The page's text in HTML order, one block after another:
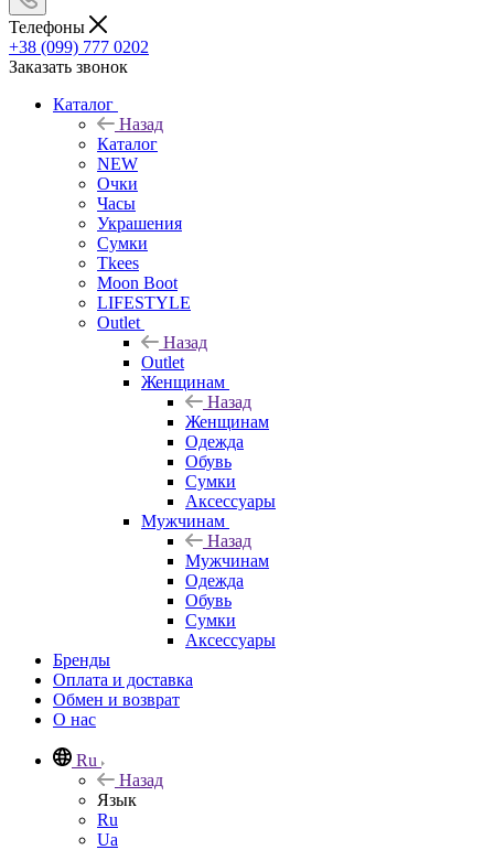
Телефоны
+38 (099) 777 0202
Заказать звонок
Каталог
Назад
Каталог
NEW
Очки
Часы
Украшения
Сумки
Tkees
Moon Boot
LIFESTYLE
Outlet
Назад
Outlet
Женщинам
Назад
Женщинам
Одежда
Обувь
Сумки
Аксессуары
Мужчинам
Назад
Мужчинам
Одежда
Обувь
Сумки
Аксессуары
Бренды
Оплата и доставка
Обмен и возврат
О нас
Ru
Назад
Язык
Ru
Ua